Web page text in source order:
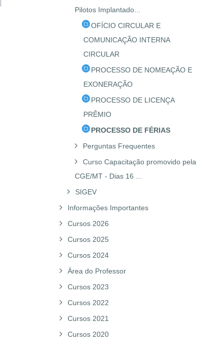
Pilotos Implantado...
OFÍCIO CIRCULAR E
COMUNICAÇÃO INTERNA
CIRCULAR
PROCESSO DE NOMEAÇÃO E
EXONERAÇÃO
PROCESSO DE LICENÇA
PRÊMIO
PROCESSO DE FÉRIAS
Perguntas Frequentes
Curso Capacitação promovido pela
CGE/MT - Dias 16 ...
SIGEV
Informações Importantes
Cursos 2026
Cursos 2025
Cursos 2024
Área do Professor
Cursos 2023
Cursos 2022
Cursos 2021
Cursos 2020